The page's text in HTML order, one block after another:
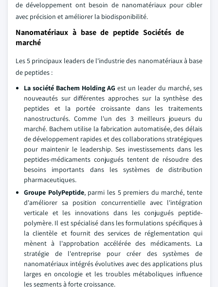
de développement ont besoin de nanomatériaux pour cibler
avec précision et améliorer la biodisponibilité.
Nanomatériaux à base de peptide Sociétés de
marché
Les 5 principaux leaders de l'industrie des nanomatériaux à base
de peptides :
La société Bachem Holding AG est un leader du marché, ses
nouveautés sur différentes approches sur la synthèse des
peptides et la portée croissante dans les traitements
nanostructurés. Comme l'un des 3 meilleurs joueurs du
marché. Bachem utilise la fabrication automatisée, des délais
de développement rapides et des collaborations stratégiques
pour maintenir le leadership. Ses investissements dans les
peptides-médicaments conjugués tentent de résoudre des
besoins importants dans les systèmes de distribution
pharmaceutiques.
Groupe PolyPeptide, parmi les 5 premiers du marché, tente
d'améliorer sa position concurrentielle avec l'intégration
verticale et les innovations dans les conjugués peptide-
polymère. Il est spécialisé dans les formulations spécifiques à
la clientèle et fournit des services de réglementation qui
mènent à l'approbation accélérée des médicaments. La
stratégie de l'entreprise pour créer des systèmes de
nanomatériaux intégrés évolutives avec des applications plus
larges en oncologie et les troubles métaboliques influence
les segments à forte croissance.